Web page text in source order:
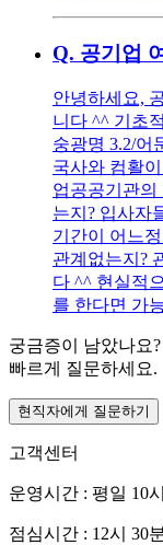
Q. 공기업
안녕하세요,
니다 ^^ 기초
숭광명 3.2/어
국사와 컴활
업공공기관의
는지? 입사자
기간이 어느
관계없는지?
다 ^^ 현실적
를 한다면 가
궁금증이 남았나요?
빠르게 질문하세요.
현직자에게 질문하기
고객센터
운영시간 : 평일 10
점심시간 : 12시 30